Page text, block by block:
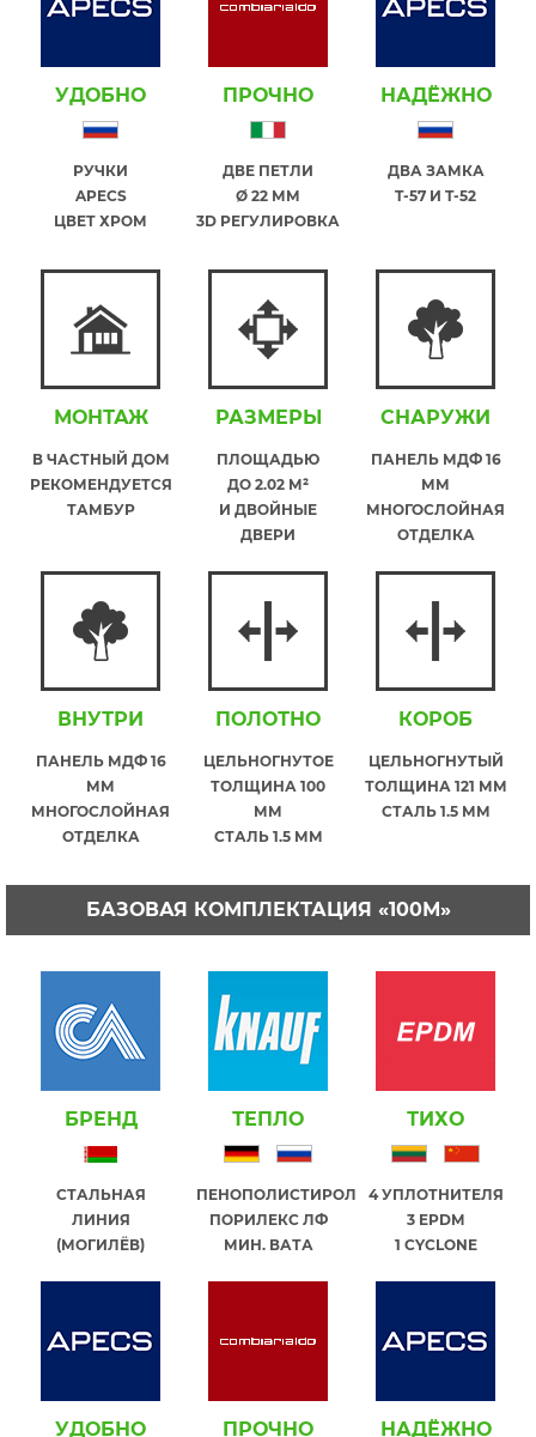
УДОБНО
РУЧКИ
APECS
ЦВЕТ ХРОМ
ПРОЧНО
ДВЕ ПЕТЛИ
Ø 22 ММ
3D РЕГУЛИРОВКА
НАДЁЖНО
ДВА ЗАМКА
T-57 И T-52
МОНТАЖ
В ЧАСТНЫЙ ДОМ
РЕКОМЕНДУЕТСЯ
ТАМБУР
РАЗМЕРЫ
ПЛОЩАДЬЮ
ДО 2.02 М²
И ДВОЙНЫЕ
ДВЕРИ
СНАРУЖИ
ПАНЕЛЬ МДФ 16
ММ
МНОГОСЛОЙНАЯ
ОТДЕЛКА
ВНУТРИ
ПАНЕЛЬ МДФ 16
ММ
МНОГОСЛОЙНАЯ
ОТДЕЛКА
ПОЛОТНО
ЦЕЛЬНОГНУТОЕ
ТОЛЩИНА 100
ММ
СТАЛЬ 1.5 ММ
КОРОБ
ЦЕЛЬНОГНУТЫЙ
ТОЛЩИНА 121 ММ
СТАЛЬ 1.5 ММ
БАЗОВАЯ КОМПЛЕКТАЦИЯ «100М»
БРЕНД
СТАЛЬНАЯ
ЛИНИЯ
(МОГИЛЁВ)
ТЕПЛО
ПЕНОПОЛИСТИРОЛ
ПОРИЛЕКС ЛФ
МИН. ВАТА
ТИХО
4 УПЛОТНИТЕЛЯ
3 EPDM
1 СYCLONE
УДОБНО ПРОЧНО НАДЁЖНО